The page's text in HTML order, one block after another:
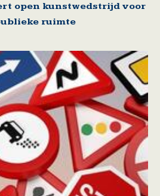
open kunstwedstrijd voor
ruimte